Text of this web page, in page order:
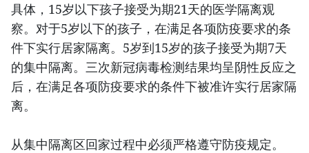
具体，15岁以下孩子接受为期21天的医学隔离观
察。对于5岁以下的孩子，在满足各项防疫要求的条
件下实行居家隔离。5岁到15岁的孩子接受为期7天
的集中隔离。三次新冠病毒检测结果均呈阴性反应之
后，在满足各项防疫要求的条件下被准许实行居家隔
离。
从集中隔离区回家过程中必须严格遵守防疫规定。